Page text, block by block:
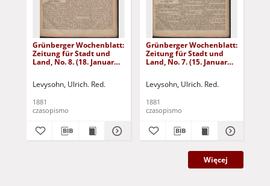
Grünberger Wochenblatt:
Zeitung für Stadt und
Land, No. 8. (18. Januar
Levysohn, Ulrich. Red.
1881
czasopismo
Grünberger Wochenblatt:
Zeitung für Stadt und
Land, No. 7. (15. Januar
Levysohn, Ulrich. Red.
1881
czasopismo
Więcej